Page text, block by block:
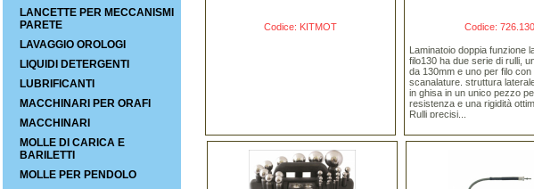
LANCETTE PER MECCANISMI
PARETE
LAVAGGIO OROLOGI
LIQUIDI DETERGENTI
LUBRIFICANTI
MACCHINARI PER ORAFI
MACCHINARI
MOLLE DI CARICA E
BARILETTI
MOLLE PER PENDOLO
Codice: KITMOT Codice: 726.130
Laminatoio doppia funzione
filo130 ha due serie di rulli,
da 130mm e uno per filo con
scanalature. struttura
in ghisa in un unico pezzo
resistenza e una rigidità
Rulli precisi...